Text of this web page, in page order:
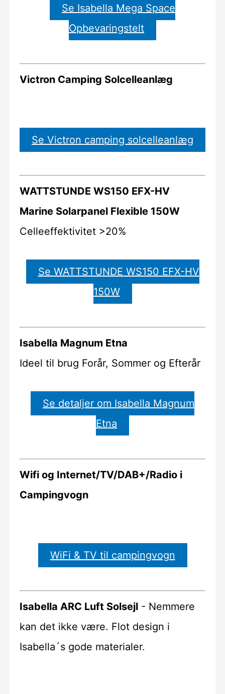
Se Isabella Mega Space
Opbevaringstelt
Victron Camping Solcelleanlæg
Se Victron camping solcelleanlæg
WATTSTUNDE WS150 EFX-HV
Marine Solarpanel Flexible 150W
Celleeffektivitet >20%
Se WATTSTUNDE WS150 EFX-HV
150W
Isabella Magnum Etna
Ideel til brug Forår, Sommer og Efterår
Se detaljer om Isabella Magnum
Etna
Wifi og Internet/TV/DAB+/Radio i
Campingvogn
WiFi & TV til campingvogn
Isabella ARC Luft Solsejl- Nemmere
kan det ikke være. Flot design i
Isabella´s gode materialer.